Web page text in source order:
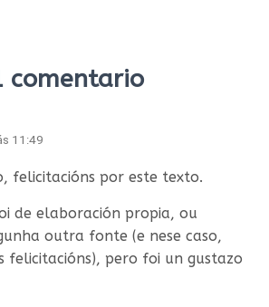
comentario
11:49
felicitacións por este texto.
de elaboración propia, ou
outra fonte (e nese caso,
felicitacións), pero foi un gustazo